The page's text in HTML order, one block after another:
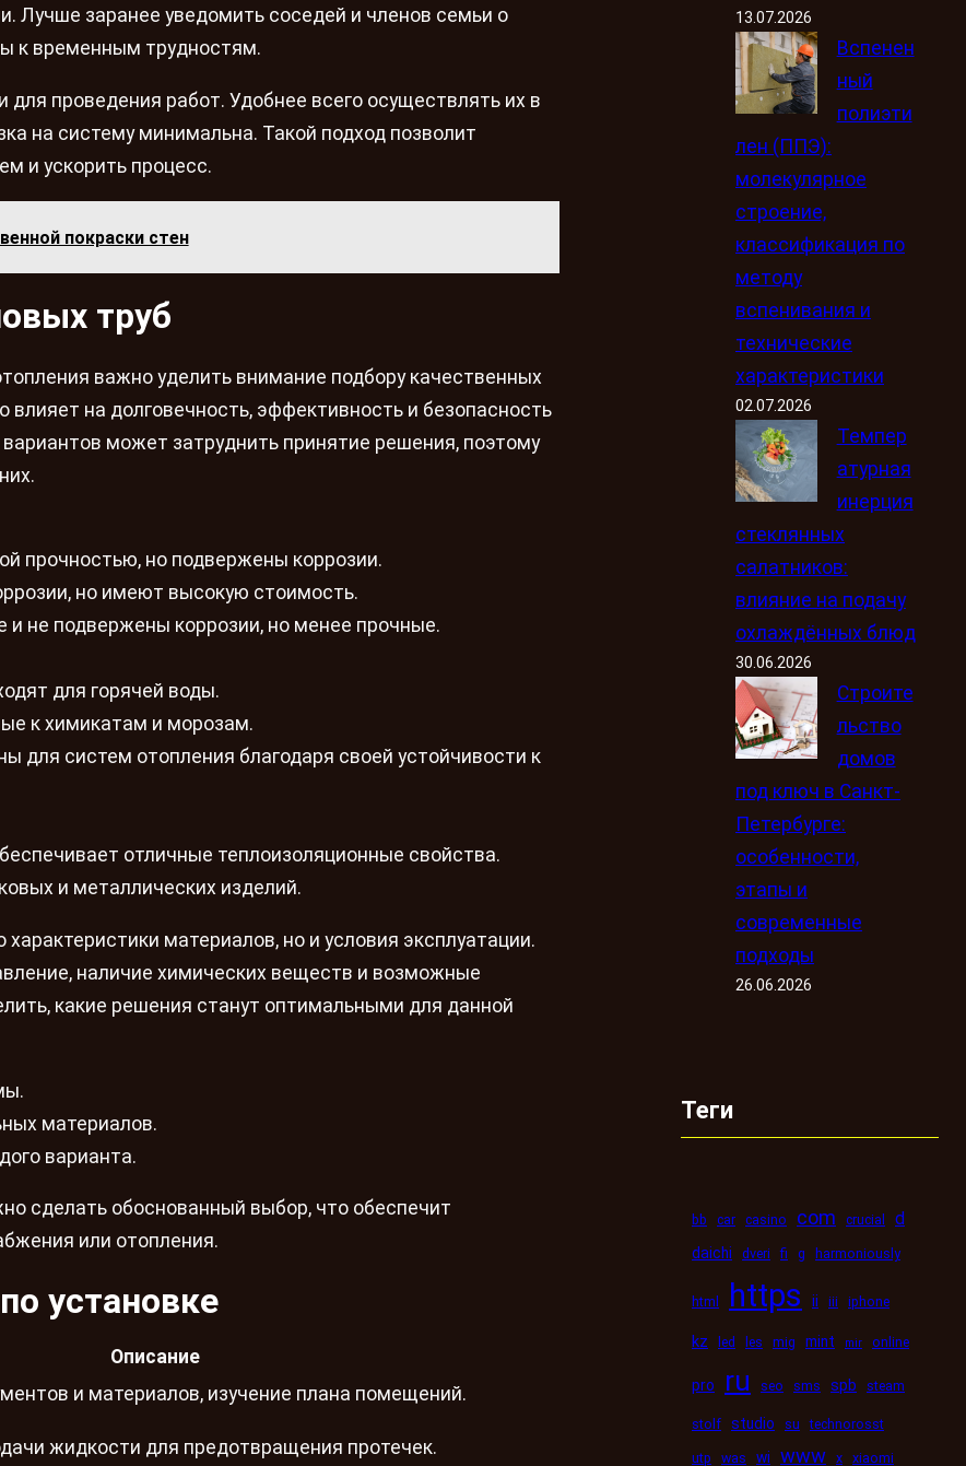
Лучше заранее уведомить соседей и членов семьи о
к временным трудностям.
проведения работ. Удобнее всего осуществлять их в
на систему минимальна. Такой подход позволит
и ускорить процесс.
покраски стен
труб
важно уделить внимание подбору качественных
на долговечность, эффективность и безопасность
может затруднить принятие решения, поэтому
прочностью, но подвержены коррозии.
но имеют высокую стоимость.
и не подвержены коррозии, но менее прочные.
для горячей воды.
к химикатам и морозам.
для систем отопления благодаря своей устойчивости к
отличные теплоизоляционные свойства.
и металлических изделий.
материалов, но и условия эксплуатации.
наличие химических веществ и возможные
какие решения станут оптимальными для данной
материалов.
варианта.
сделать обоснованный выбор, что обеспечит
или отопления.
установке
Описание
и материалов, изучение плана помещений.
жидкости для предотвращения протечек.
13.07.2026
Вспенен
ный
полиэти
лен (ППЭ):
молекулярное
строение,
классификация по
методу
вспенивания и
технические
характеристики
02.07.2026
Темпер
атурная
инерция
стеклянных
салатников:
влияние на подачу
охлаждённых блюд
30.06.2026
Строите
льство
домов
под ключ в Санкт-
Петербурге:
особенности,
этапы и
современные
подходы
26.06.2026
Теги
bb car casino com crucial d
daichi dveri fi g harmoniously
html https ii iii iphone
kz led les mig mint mir online
pro ru seo sms spb steam
stolf studio su technorosst
utp was wi www x xiaomi